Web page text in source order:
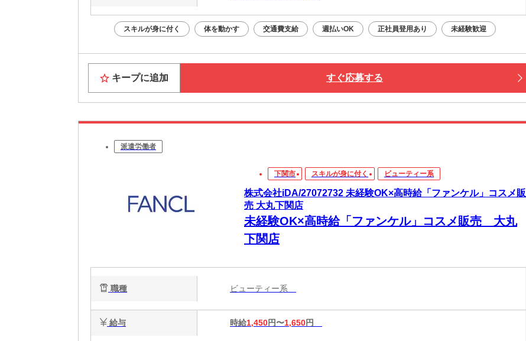
スキルが身に付く 体を動かす 交通費支給 週払いOK 正社員登用あり 未経験歓迎
キープに追加 すぐ応募する
派遣労働者
下関市 スキルが身に付く ビューティー系
株式会社iDA/27072732 未経験OK×高時給「ファンケル」コスメ販
売 大丸下関店
未経験OK×高時給「ファンケル」コスメ販売 大丸
下関店
職種 ビューティー系
給与 時給1,450円〜1,650円